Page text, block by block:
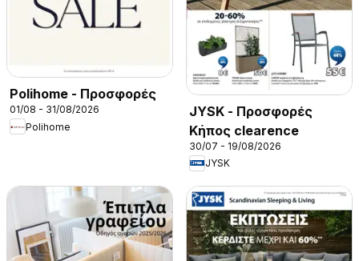
Polihome - Προσφορές
01/08 - 31/08/2026
Polihome
JYSK - Προσφορές
Κήπος clearence
30/07 - 19/08/2026
JYSK